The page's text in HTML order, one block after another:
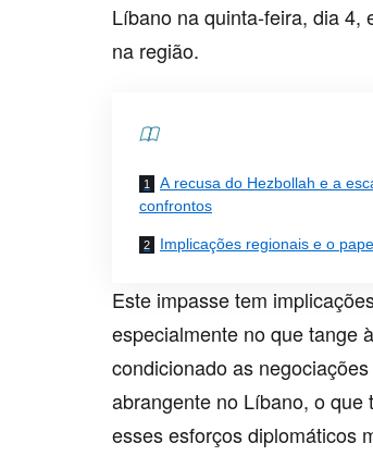
Líbano na quinta-feira, dia 4,
na região.
A recusa do Hezbollah e a
confrontos
Implicações regionais e o
Este impasse tem
especialmente no que tange
condicionado as
abrangente no Líbano, o
esses esforços diplomáticos